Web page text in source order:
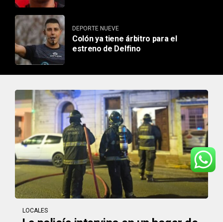
DEPORTE NUEVE
Colón ya tiene árbitro para el
estreno de Delfino
LOCALES